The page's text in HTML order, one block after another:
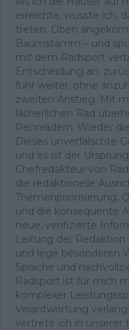
erreichte, wusste ich,
treten. Oben
Baumstamm – und
mit dem Radsport
Entscheidung an:
fuhr weiter, ohne
zweiten Anstieg. Mit
lächerlichen Rad
Rennrädern. Wieder
Dieses unverfälschte
und es ist der
Chefredakteur von
die redaktionelle
Themenpriorisierung,
und die konsequente
neue, verifizierte
Leitung der Redaktion
und lege besonderen
Sprache und
Radsport ist für mich
komplexer
Verantwortung
vertrete ich in unserer